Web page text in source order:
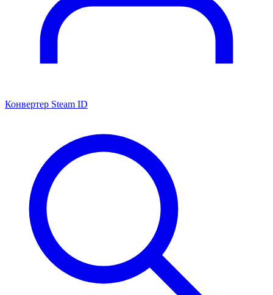
Конвертер Steam ID